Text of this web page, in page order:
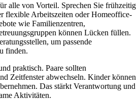
alle von Vorteil. Sprechen Sie frühzeitig
flexible Arbeitszeiten oder Homeoffice-
wie Familienzentren,
können Lücken füllen.
um passende
finden.
praktisch. Paare sollten
Zeitfenster abwechseln. Kinder können
Das stärkt Verantwortung und
Aktivitäten.